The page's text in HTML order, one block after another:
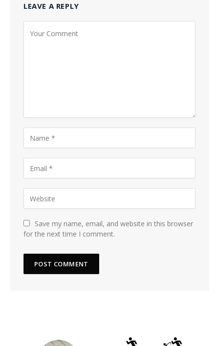
LEAVE A REPLY
Save my name, email, and website in this browser
for the next time I comment.